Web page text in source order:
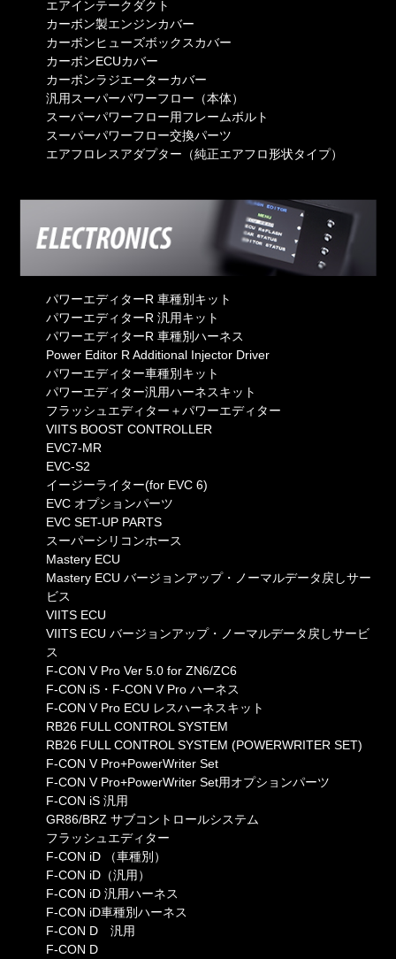
エアインテークダクト
カーボン製エンジンカバー
カーボンヒューズボックスカバー
カーボンECUカバー
カーボンラジエーターカバー
汎用スーパーパワーフロー（本体）
スーパーパワーフロー用フレームボルト
スーパーパワーフロー交換パーツ
エアフロレスアダプター（純正エアフロ形状タイプ）
パワーエディターR 車種別キット
パワーエディターR 汎用キット
パワーエディターR 車種別ハーネス
Power Editor R Additional Injector Driver
パワーエディター車種別キット
パワーエディター汎用ハーネスキット
フラッシュエディター＋パワーエディター
VIITS BOOST CONTROLLER
EVC7-MR
EVC-S2
イージーライター(for EVC 6)
EVC オプションパーツ
EVC SET-UP PARTS
スーパーシリコンホース
Mastery ECU
Mastery ECU バージョンアップ・ノーマルデータ戻しサー
ビス
VIITS ECU
VIITS ECU バージョンアップ・ノーマルデータ戻しサービ
ス
F-CON V Pro Ver 5.0 for ZN6/ZC6
F-CON iS・F-CON V Pro ハーネス
F-CON V Pro ECU レスハーネスキット
RB26 FULL CONTROL SYSTEM
RB26 FULL CONTROL SYSTEM (POWERWRITER SET)
F-CON V Pro+PowerWriter Set
F-CON V Pro+PowerWriter Set用オプションパーツ
F-CON iS 汎用
GR86/BRZ サブコントロールシステム
フラッシュエディター
F-CON iD （車種別）
F-CON iD（汎用）
F-CON iD 汎用ハーネス
F-CON iD車種別ハーネス
F-CON D 汎用
F-CON D